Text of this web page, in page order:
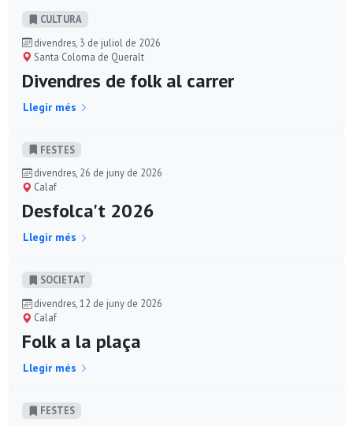
CULTURA
divendres, 3 de juliol de 2026
Santa Coloma de Queralt
Divendres de folk al carrer
Llegir més
FESTES
divendres, 26 de juny de 2026
Calaf
Desfolca't 2026
Llegir més
SOCIETAT
divendres, 12 de juny de 2026
Calaf
Folk a la plaça
Llegir més
FESTES